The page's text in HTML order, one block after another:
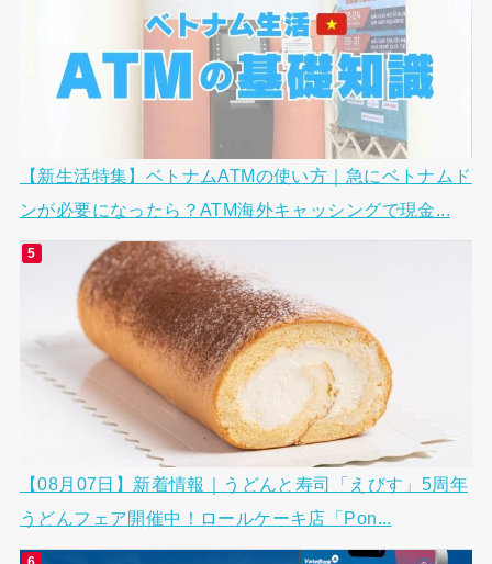
【新生活特集】ベトナムATMの使い方｜急にベトナムド
ンが必要になったら？ATM海外キャッシングで現金...
【08月07日】新着情報｜うどんと寿司「えびす」5周年
うどんフェア開催中！ロールケーキ店「Pon...